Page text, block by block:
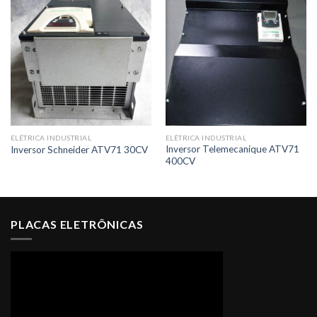
ELÉTRICA INDUSTRIAL
Inversor Schneider ATV71 30CV
ELÉTRICA INDUSTRIAL
Inversor Telemecanique ATV71
400CV
PLACAS ELETRÔNICAS